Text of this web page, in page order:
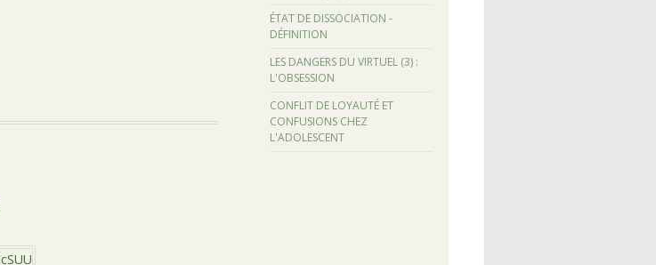
ÉTAT DE DISSOCIATION -
DÉFINITION
LES DANGERS DU VIRTUEL (3) :
L'OBSESSION
CONFLIT DE LOYAUTÉ ET
CONFUSIONS CHEZ
L'ADOLESCENT